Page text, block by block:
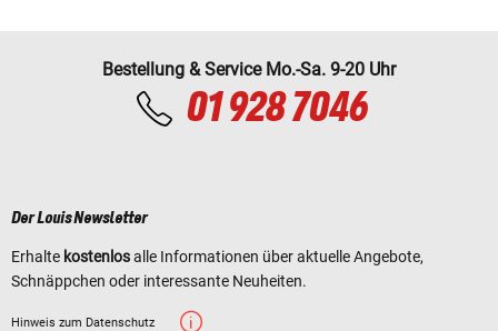
Bestellung & Service Mo.-Sa. 9-20 Uhr
01 928 7046
Der Louis Newsletter
Erhalte kostenlosalle Informationen über aktuelle Angebote,
Schnäppchen oder interessante Neuheiten.
Hinweis zum Datenschutz